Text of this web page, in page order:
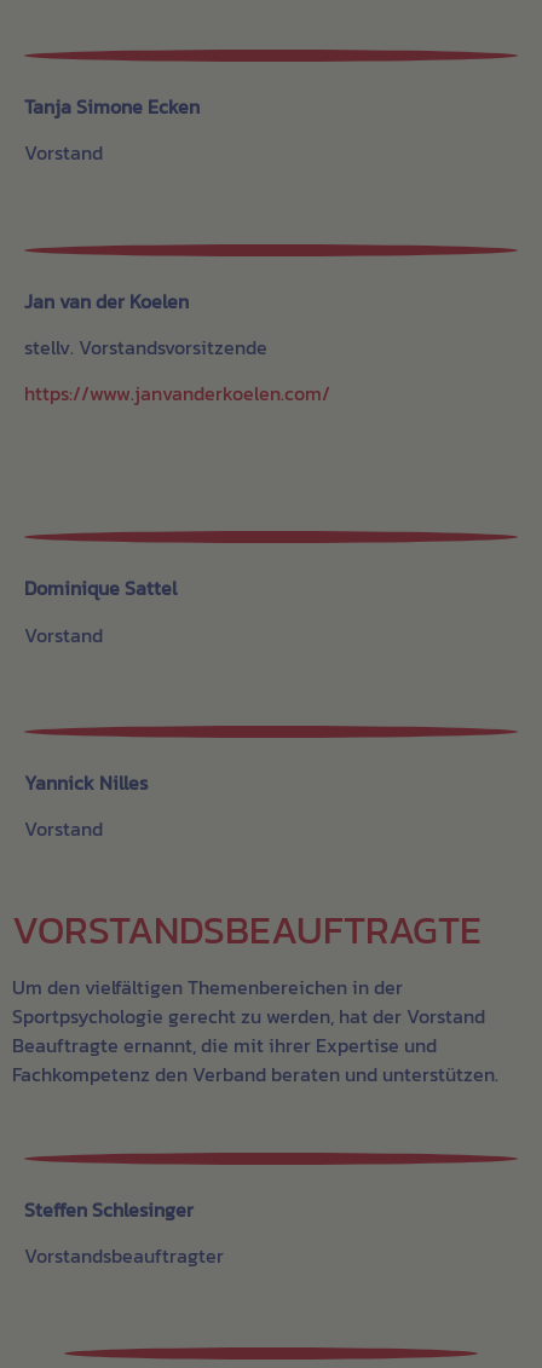
Tanja Simone Ecken
Vorstand
Jan van der Koelen
stellv. Vorstandsvorsitzende
https://www.janvanderkoelen.com/
Dominique Sattel
Vorstand
Yannick Nilles
Vorstand
VORSTANDSBEAUFTRAGTE
Um den vielfältigen Themenbereichen in der
Sportpsychologie gerecht zu werden, hat der Vorstand
Beauftragte ernannt, die mit ihrer Expertise und
Fachkompetenz den Verband beraten und unterstützen.
Steffen Schlesinger
Vorstandsbeauftragter